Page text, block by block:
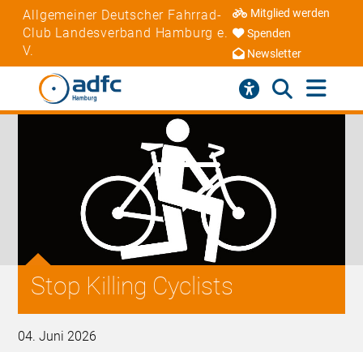
Allgemeiner Deutscher Fahrrad-
Club Landesverband Hamburg e.
V.
Mitglied werden
Spenden
Newsletter
Stop Killing Cyclists
04. Juni 2026